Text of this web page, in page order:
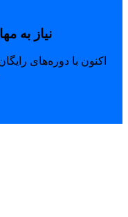
نیاز به
اکنون با دوره‌های